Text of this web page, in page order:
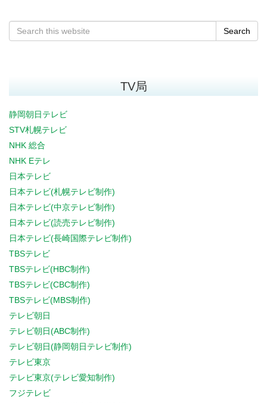
Search
TV局
静岡朝日テレビ
STV札幌テレビ
NHK 総合
NHK Eテレ
日本テレビ
日本テレビ(札幌テレビ制作)
日本テレビ(中京テレビ制作)
日本テレビ(読売テレビ制作)
日本テレビ(長崎国際テレビ制作)
TBSテレビ
TBSテレビ(HBC制作)
TBSテレビ(CBC制作)
TBSテレビ(MBS制作)
テレビ朝日
テレビ朝日(ABC制作)
テレビ朝日(静岡朝日テレビ制作)
テレビ東京
テレビ東京(テレビ愛知制作)
フジテレビ